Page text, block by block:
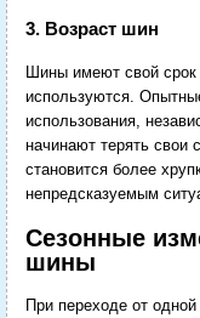
3. Возраст шин
Шины имеют свой срок
используются.
использования,
начинают терять свои
становится более
непредсказуемым
Сезонные
шины
При переходе от